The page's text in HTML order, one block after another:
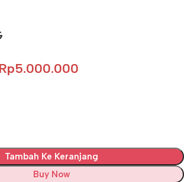
Rp5.000.000
Tambah Ke Keranjang
Buy Now